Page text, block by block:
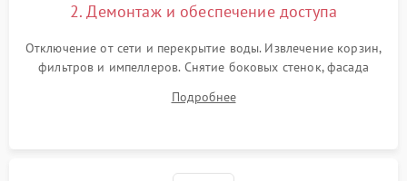
2. Демонтаж и обеспечение доступа
Отключение от сети и перекрытие воды. Извлечение корзин,
фильтров и импеллеров. Снятие боковых стенок, фасада
циркуляционному насосу, ТЭНу и сливной помпе.
Подробнее